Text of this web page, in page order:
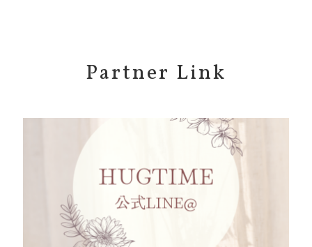
Partner Link